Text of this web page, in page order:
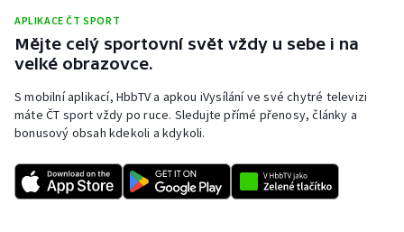
APLIKACE ČT SPORT
Mějte celý sportovní svět vždy u sebe i na
velké obrazovce.
S mobilní aplikací, HbbTV a apkou iVysílání ve své chytré televizi
máte ČT sport vždy po ruce. Sledujte přímé přenosy, články a
bonusový obsah kdekoli a kdykoli.